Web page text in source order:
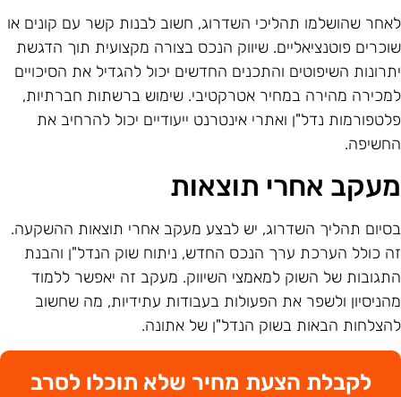
שהושלמו תהליכי השדרוג, חשוב לבנות קשר עם קונים או
פוטנציאליים. שיווק הנכס בצורה מקצועית תוך הדגשת
השיפוטים והתכנים החדשים יכול להגדיל את הסיכויים
מהירה במחיר אטרקטיבי. שימוש ברשתות חברתיות,
נדל"ן ואתרי אינטרנט ייעודיים יכול להרחיב את
אחרי תוצאות
תהליך השדרוג, יש לבצע מעקב אחרי תוצאות ההשקעה.
כולל הערכת ערך הנכס החדש, ניתוח שוק הנדל"ן והבנת
של השוק למאמצי השיווק. מעקב זה יאפשר ללמוד
ולשפר את הפעולות בעבודות עתידיות, מה שחשוב
הבאות בשוק הנדל"ן של אתונה.
לקבלת הצעת מחיר שלא תוכלו לסרב